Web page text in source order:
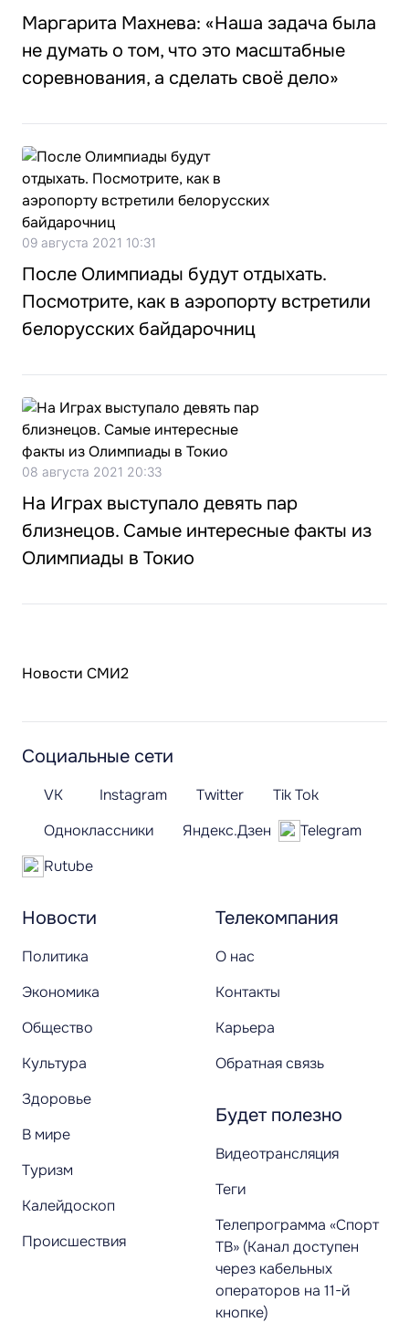
Маргарита Махнева: «Наша задача была
не думать о том, что это масштабные
соревнования, а сделать своё дело»
09 августа 2021 10:31
После Олимпиады будут отдыхать.
Посмотрите, как в аэропорту встретили
белорусских байдарочниц
08 августа 2021 20:33
На Играх выступало девять пар
близнецов. Самые интересные факты из
Олимпиады в Токио
Новости СМИ2
Новости
Политика
Экономика
Общество
Культура
Здоровье
В мире
Туризм
Калейдоскоп
Происшествия
Телекомпания
О нас
Контакты
Карьера
Обратная связь
Будет полезно
Видеотрансляция
Теги
Телепрограмма «Спорт
ТВ» (Канал доступен
через кабельных
операторов на 11-й
кнопке)
Социальные сети
VK Instagram Twitter
Tik Tok
Одноклассники
Яндекс.Дзен
Telegram
Rutube